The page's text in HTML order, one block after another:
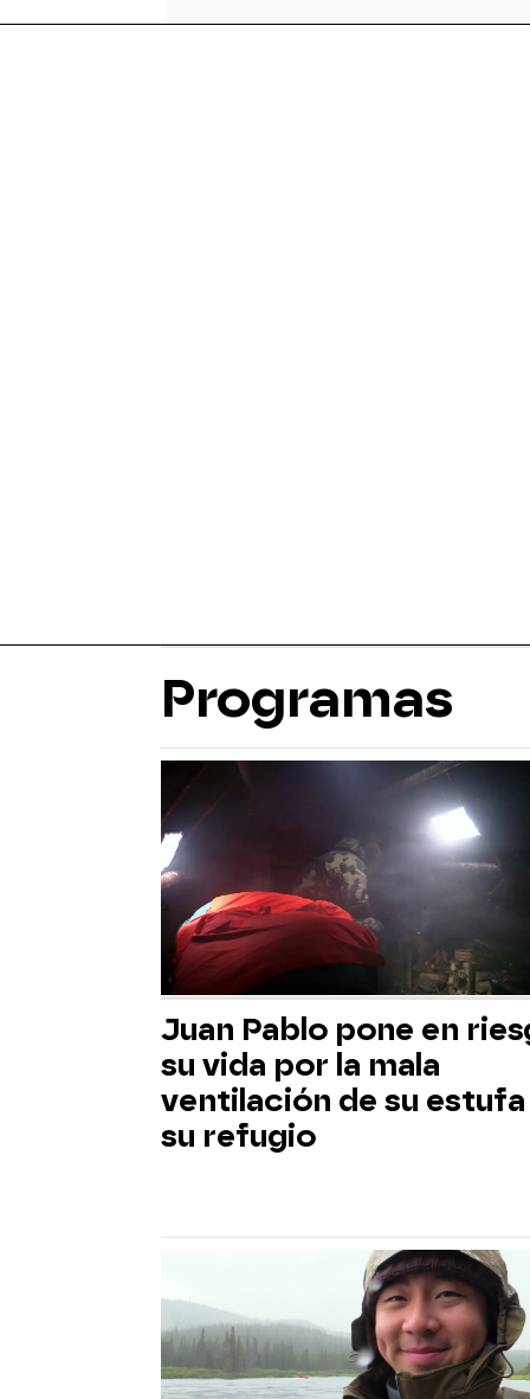
Programas
Juan Pablo pone en
su vida por la mala
ventilación de su estufa
su refugio